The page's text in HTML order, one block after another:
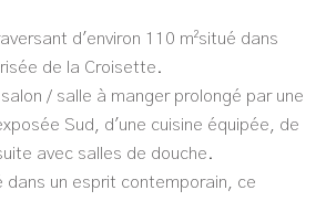
d'environ 110 m²situé dans
de la Croisette.
/ salle à manger prolongé par une
Sud, d'une cuisine équipée, de
avec salles de douche.
dans un esprit contemporain, ce